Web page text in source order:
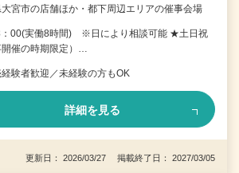
宮市の店舗ほか・都下周辺エリアの催事会場
：00(実働8時間) ※日により相談可能 ★土日祝
開催の時期限定）…
験者歓迎／未経験の方もOK
詳細を見る
更新日： 2026/03/27 掲載終了日： 2027/03/05